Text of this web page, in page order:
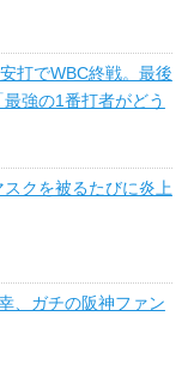
打でWBC終戦。最後
強の1番打者がどう
スクを被るたびに炎上
、ガチの阪神ファン